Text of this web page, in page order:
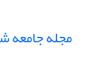
مجله جامعه